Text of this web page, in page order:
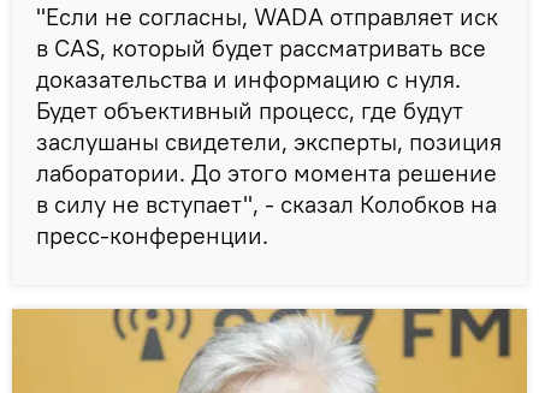
"Если не согласны, WADA отправляет иск
в CAS, который будет рассматривать все
доказательства и информацию с нуля.
Будет объективный процесс, где будут
заслушаны свидетели, эксперты, позиция
лаборатории. До этого момента решение
в силу не вступает", - сказал Колобков на
пресс-конференции.